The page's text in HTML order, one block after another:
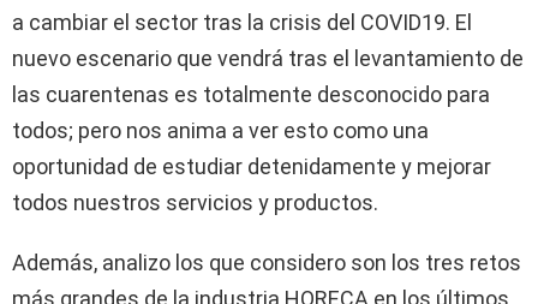
a cambiar el sector tras la crisis del COVID19. El
nuevo escenario que vendrá tras el levantamiento de
las cuarentenas es totalmente desconocido para
todos; pero nos anima a ver esto como una
oportunidad de estudiar detenidamente y mejorar
todos nuestros servicios y productos.
Además, analizo los que considero son los tres retos
más grandes de la industria HORECA en los últimos